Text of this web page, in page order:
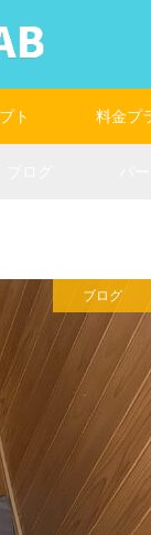
ト 料金プ
ブログ